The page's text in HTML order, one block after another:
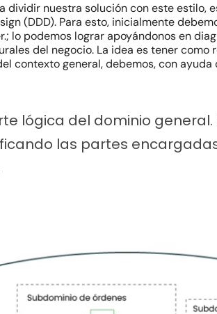
dividir nuestra solución con este estilo,
(DDD). Para esto, inicialmente
lo podemos lograr apoyándonos en
del negocio. La idea es tener
contexto general, debemos, con
lógica del dominio
las partes